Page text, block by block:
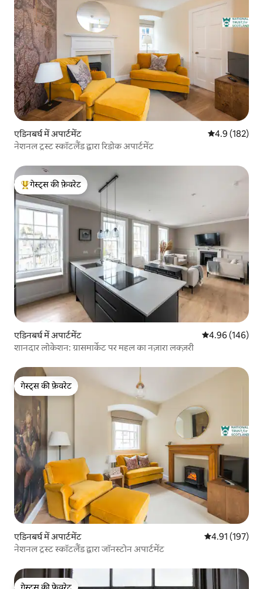
एडिनबर्घ में अपार्टमेंट औसत रेटिंग 5 में
4.9 (182)
नेशनल ट्रस्ट स्कॉटलैंड द्वारा रिडोक अपार्टमेंट
गेस्ट्स का टॉप फ़ेवरेट
गेस्ट्स की फ़ेवरेट
एडिनबर्घ में अपार्टमेंट औसत रेटिंग 5 में से
4.96 (146)
शानदार लोकेशन: ग्रासमार्केट पर महल का नज़ारा लक्ज़री
गेस्ट्स की फ़ेवरेट
गेस्ट्स की फ़ेवरेट
एडिनबर्घ में अपार्टमेंट औसत रेटिंग 5 में से
4.91 (197)
नेशनल ट्रस्ट स्कॉटलैंड द्वारा जॉनस्टोन अपार्टमेंट